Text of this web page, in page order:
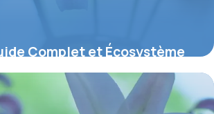
Complet et Écosystème